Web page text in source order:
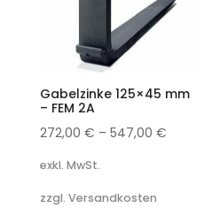
Gabelzinke 125×45 mm
– FEM 2A
272,00€ –547,00€
exkl. MwSt.
zzgl. Versandkosten